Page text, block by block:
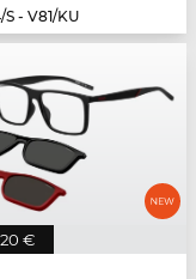
S - V81/KU
€